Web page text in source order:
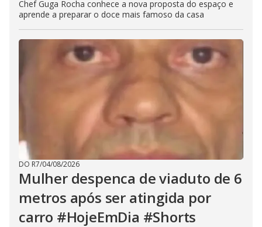
Chef Guga Rocha conhece a nova proposta do espaço e
aprende a preparar o doce mais famoso da casa
DO R7/04/08/2026
Mulher despenca de viaduto de 6
metros após ser atingida por
carro #HojeEmDia #Shorts